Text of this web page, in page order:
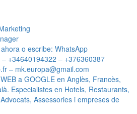
o escribe: WhatsApp
+34640194322 – +376360387
– mk.europa@gmail.com
a GOOGLE en Anglès, Francès,
Especialistes en Hotels, Restaurants,
Assessories i empreses de